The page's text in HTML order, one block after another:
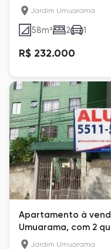
Condominioo Brasil
Jardim Umuarama
58m² 2 1
R$ 232.000
Apartamento à
Umuarama, com 2
Bolivia
Jardim Umuarama